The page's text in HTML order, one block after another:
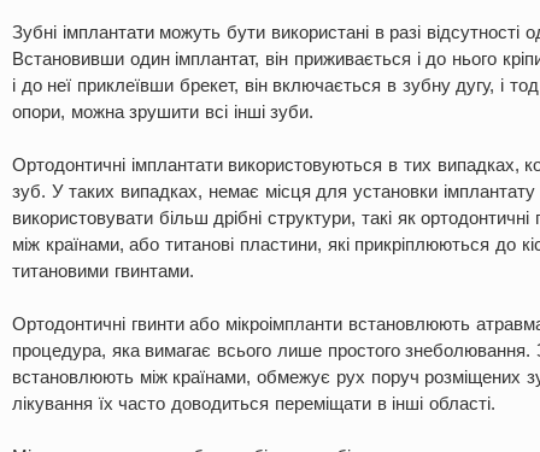
Зубні імплантати можуть бути використані в разі відсутності
Встановивши один імплантат, він приживається і до нього
і до неї приклеївши брекет, він включається в зубну дугу, і
опори, можна зрушити всі інші зуби.
Ортодонтичні імплантати використовуються в тих випадках,
зуб. У таких випадках, немає місця для установки імплантату
використовувати більш дрібні структури, такі як
між країнами, або титанові пластини, які прикріплюються до
титановими гвинтами.
Ортодонтичні гвинти або мікроімпланти встановлюють
процедура, яка вимагає всього лише простого знеболювання.
встановлюють між країнами, обмежує рух поруч розміщених
лікування їх часто доводиться переміщати в інші області.